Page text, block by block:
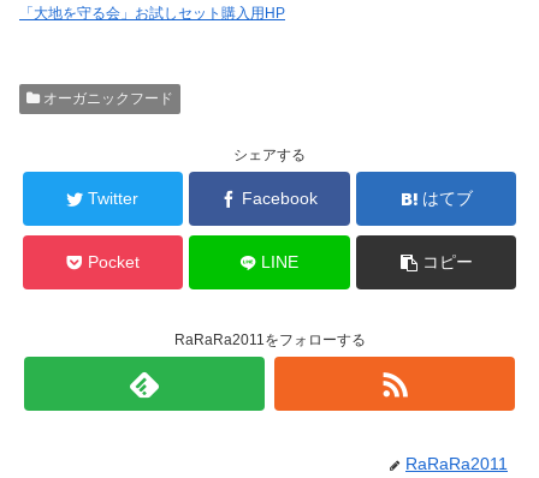
「大地を守る会」お試しセット購入用HP
オーガニックフード
シェアする
Twitter Facebook はてブ
Pocket LINE コピー
RaRaRa2011をフォローする
RaRaRa2011